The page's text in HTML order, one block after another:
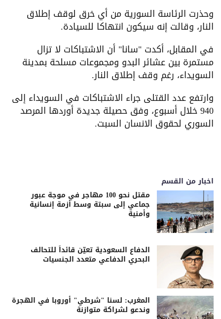
وحذرت الرئاسة السورية من أي خرق لوقف إطلاق
النار، وقالت إنه سيكون انتهاكا للسيادة.
في المقابل، أكدت "سانا" أن الاشتباكات لا تزال
مستمرة بين عشائر البدو ومجموعات مسلحة بمدينة
السويداء، رغم وقف إطلاق النار.
وارتفع عدد القتلى جراء الاشتباكات في السويداء إلى
940 خلال أسبوع، وفق حصيلة جديدة أوردها المرصد
السوري لحقوق الانسان السبت.
اخبار من القسم
مقتل نحو 100 مهاجر في موجة عبور
جماعي إلى سبتة وسط أزمة إنسانية
وأمنية
الدفاع السعودية تعيّن قائداً للتحالف
البحري الدفاعي متعدد الجنسيات
المغرب: لسنا "شرطي" أوروبا في الهجرة
وندعو لشراكة متوازنة